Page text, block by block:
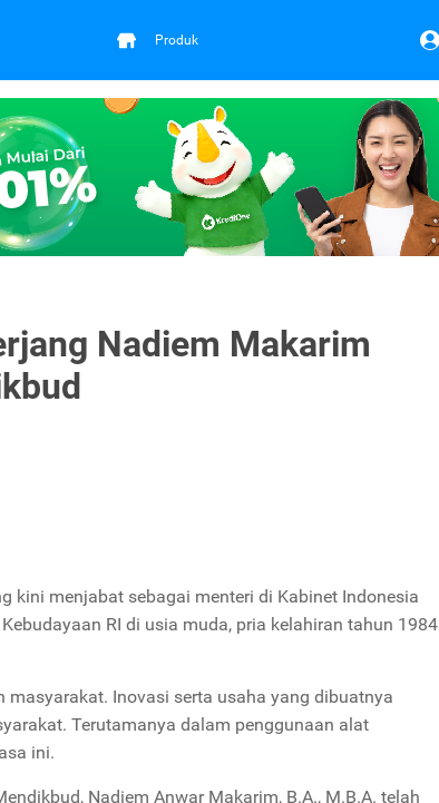
Produk
Nadiem Makarim
kini menjabat sebagai menteri di Kabinet Indonesia
RI di usia muda, pria kelahiran tahun 1984
Inovasi serta usaha yang dibuatnya
Terutamanya dalam penggunaan alat
ini.
Nadiem Anwar Makarim, B.A., M.B.A. telah